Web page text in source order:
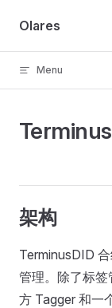
Skip to content
Olares
Menu
架构
TerminusDID
管理。除了标
方 Tagger 和一